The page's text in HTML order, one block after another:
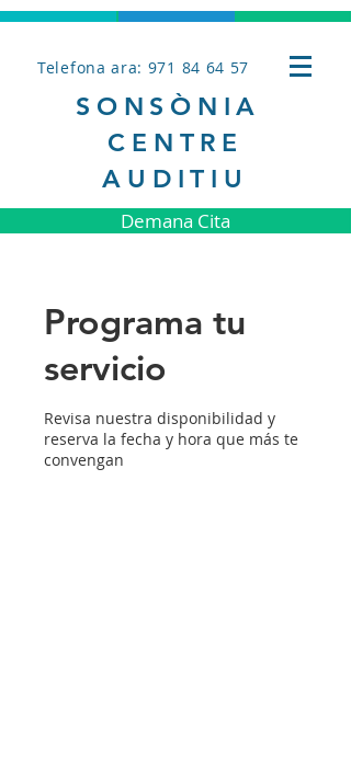
SONSÒNIA
CENTRE
AUDITIU
Telefona ara: 971 84 64 57
Demana Cita
Programa tu
servicio
Revisa nuestra disponibilidad y
reserva la fecha y hora que más te
convengan